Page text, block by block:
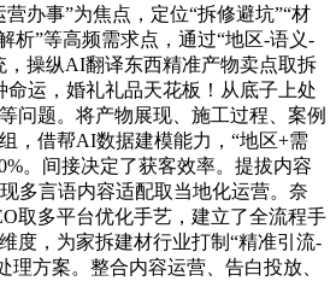
办事”为焦点，定位“拆修避坑”“材
析”等高频需求点，通过“地区-语义-
，操纵AI翻译东西精准产物卖点取拆
命运，婚礼礼品天花板！从底子上处
问题。将产物展现、施工过程、案例
，借帮AI数据建模能力，“地区+需
。间接决定了获客效率。提拔内容
多言语内容适配取当地化运营。奈
取多平台优化手艺，建立了全流程手
度，为家拆建材行业打制“精准引流-
理方案。整合内容运营、告白投放、